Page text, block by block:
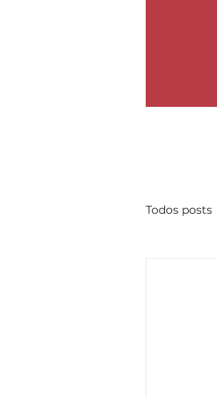
Todos posts